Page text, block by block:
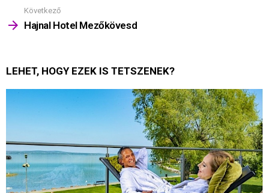
Következő
Hajnal Hotel Mezőkövesd
LEHET, HOGY EZEK IS TETSZENEK?